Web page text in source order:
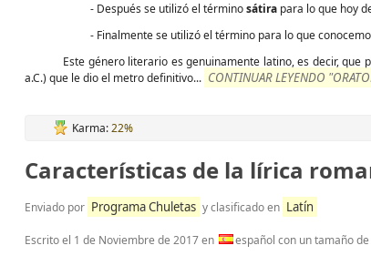
- Después se utilizó el términosátira para lo que hoy
- Finalmente se utilizó el término para lo que conocemos
Este género literario es genuinamente latino, es decir, que
a.C.) que le dio el metro definitivo... CONTINUAR LEYENDO
Karma:22%
Características de la lírica
Enviado por Programa Chuletas y clasificado en Latín
Escrito el 1 de Noviembre de 2017en español con un tamaño de